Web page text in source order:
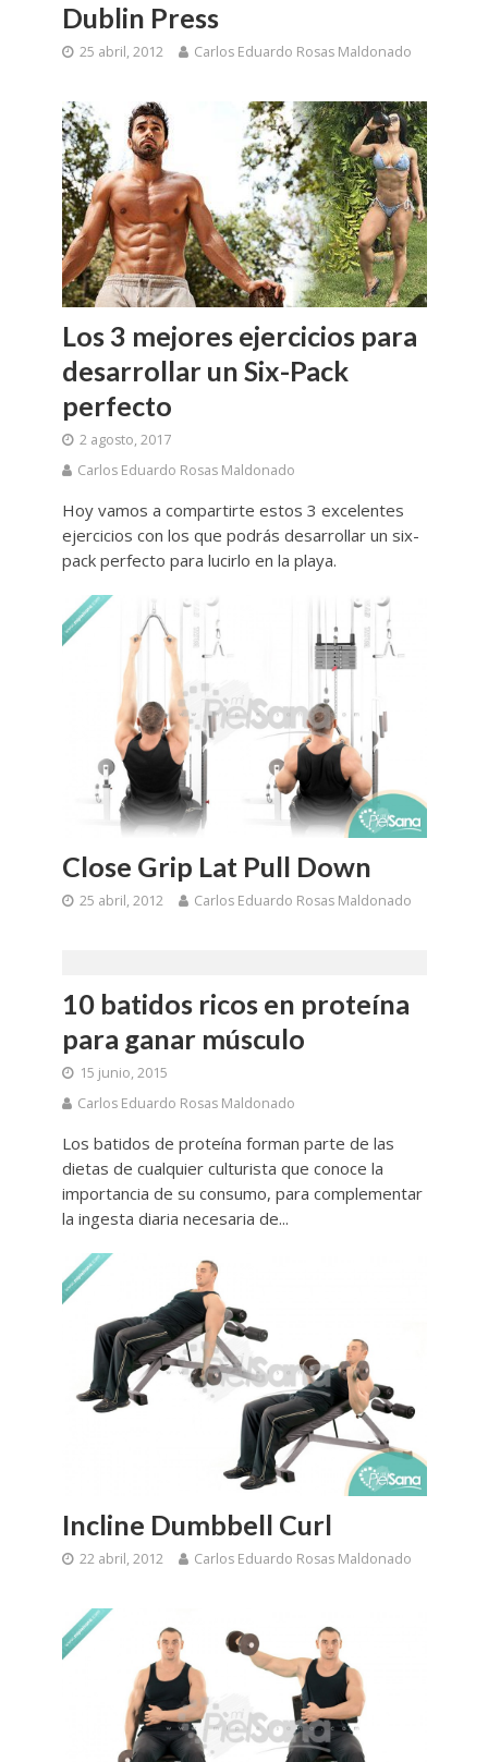
Dublin Press
25 abril, 2012 Carlos Eduardo Rosas Maldonado
Los 3 mejores ejercicios para
desarrollar un Six-Pack
perfecto
2 agosto, 2017
Carlos Eduardo Rosas Maldonado
Hoy vamos a compartirte estos 3 excelentes
ejercicios con los que podrás desarrollar un six-
pack perfecto para lucirlo en la playa.
Close Grip Lat Pull Down
25 abril, 2012 Carlos Eduardo Rosas Maldonado
10 batidos ricos en proteína
para ganar músculo
15 junio, 2015
Carlos Eduardo Rosas Maldonado
Los batidos de proteína forman parte de las
dietas de cualquier culturista que conoce la
importancia de su consumo, para complementar
la ingesta diaria necesaria de...
Incline Dumbbell Curl
22 abril, 2012 Carlos Eduardo Rosas Maldonado